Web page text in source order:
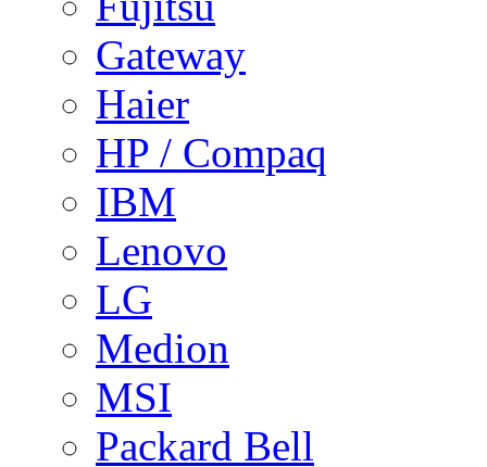
Gateway
Haier
HP / Compaq
IBM
Lenovo
LG
Medion
MSI
Packard Bell